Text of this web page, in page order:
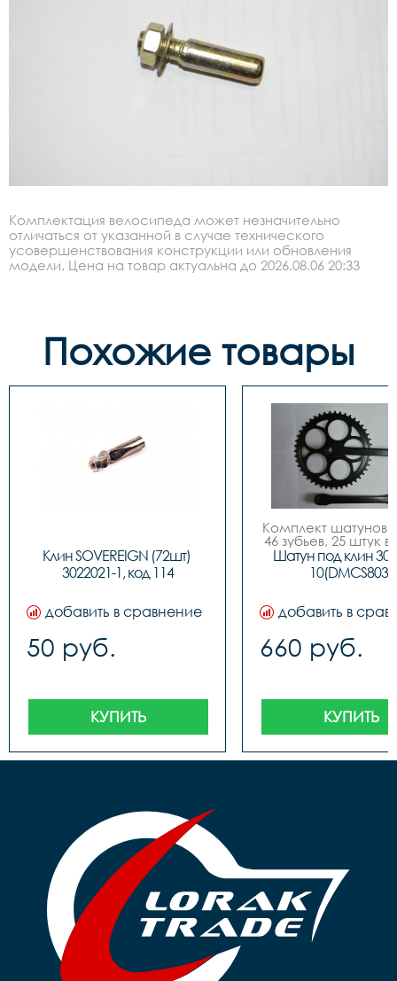
Комплектация велосипеда может незначительно
отличаться от указанной в случае технического
усовершенствования конструкции или обновления
модели. Цена на товар актуальна до 2026.08.06 20:33
Похожие товары
Клин SOVEREIGN (72шт)
3022021-1, код 114
добавить в сравнение
50 руб.
КУПИТЬ
Комплект шатунов
46 зубьев, 25 штук
Шатун под клин
10(DMCS803)
добавить в
660 руб.
КУПИТЬ